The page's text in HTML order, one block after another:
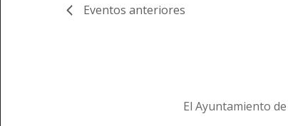
Eventos anteriores
El Ayuntamiento